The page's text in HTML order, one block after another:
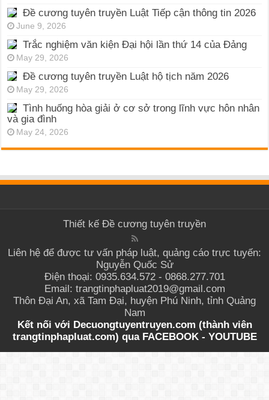
Đề cương tuyên truyền Luật Tiếp cận thông tin 2026
June 9, 2026
Trắc nghiệm văn kiện Đại hội lần thứ 14 của Đảng
May 29, 2026
Đề cương tuyên truyền Luật hộ tịch năm 2026
May 29, 2026
Tình huống hòa giải ở cơ sở trong lĩnh vực hôn nhân
và gia đình
May 24, 2026
Thiết kế Đề cương tuyên truyền
Liên hệ để được tư vấn pháp luật, quảng cáo trực tuyến:
Nguyễn Quốc Sử
Điện thoại: 0935.634.572 - 0868.277.701
Email: trangtinphapluat2019@gmail.com
Thôn Đại An, xã Tam Đại, huyện Phú Ninh, tỉnh Quảng
Nam
Kết nối với Decuongtuyentruyen.com (thành viên
trangtinphapluat.com) quaFACEBOOK- YOUTUBE